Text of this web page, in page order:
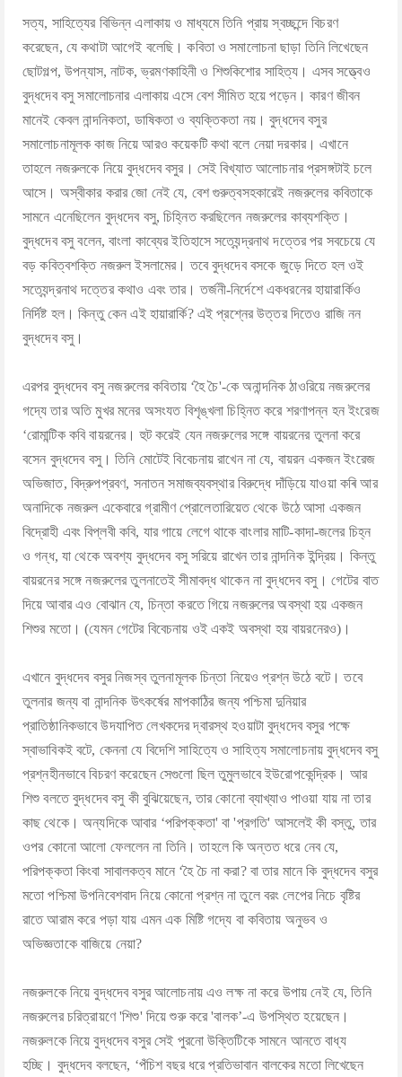
সত্য, সাহিত্যের বিভিন্ন এলাকায় ও মাধ্যমে তিনি প্রায় স্বচ্ছন্দে বিচরণ
করেছেন, যে কথাটা আগেই বলেছি। কবিতা ও সমালোচনা ছাড়া তিনি লিখেছেন
ছোটগল্প, উপন্যাস, নাটক, ভ্রমণকাহিনী ও শিশুকিশোর সাহিত্য। এসব সত্ত্বেও
বুদ্ধদেব বসু সমালোচনার এলাকায় এসে বেশ সীমিত হয়ে পড়েন। কারণ জীবন
মানেই কেবল নান্দনিকতা, ডাষিকতা ও ব্যক্তিকতা নয়। বুদ্ধদেব বসুর
সমালোচনামূলক কাজ নিয়ে আরও কয়েকটি কথা বলে নেয়া দরকার। এখানে
তাহলে নজরুলকে নিয়ে বুদ্ধদেব বসুর। সেই বিখ্যাত আলোচনার প্রসঙ্গটাই চলে
আসে। অস্বীকার করার জো নেই যে, বেশ গুরুত্বসহকারেই নজরুলের কবিতাকে
সামনে এনেছিলেন বুদ্ধদেব বসু, চিহ্নিত করছিলেন নজরুলের কাব্যশক্তি।
বুদ্ধদেব বসু বলেন, বাংলা কাব্যের ইতিহাসে সত্যেন্দ্রনাথ দত্তের পর সবচেয়ে যে
বড় কবিত্বশক্তি নজরুল ইসলামের। তবে বুদ্ধদেব বসকে জুড়ে দিতে হল ওই
সত্যেন্দ্রনাথ দত্তের কথাও এবং তার। তর্জনী-নির্দেশে একধরনের হায়ারার্কিও
নির্দিষ্ট হল। কিন্তু কেন এই হায়ারার্কি? এই প্রশ্নের উত্তর দিতেও রাজি নন
বুদ্ধদেব বসু।
এরপর বুদ্ধদেব বসু নজরুলের কবিতায় ‘হৈ চৈ'-কে অনান্দনিক ঠাওরিয়ে নজরুলের
গদ্যে তার অতি মুখর মনের অসংযত বিশৃঙ্খলা চিহ্নিত করে শরণাপন্ন হন ইংরেজ
‘রোমান্টিক কবি বায়রনের। হুট করেই যেন নজরুলের সঙ্গে বায়রনের তুলনা করে
বসেন বুদ্ধদেব বসু। তিনি মোটেই বিবেচনায় রাখেন না যে, বায়রন একজন ইংরেজ
অভিজাত, বিদ্রুপপ্রবণ, সনাতন সমাজব্যবস্থার বিরুদ্ধে দাঁড়িয়ে যাওয়া কৰি আর
অনাদিকে নজরুল একেবারে গ্রামীণ প্রোলেতারিয়েত থেকে উঠে আসা একজন
বিদ্রোহী এবং বিপ্লবী কবি, যার গায়ে লেগে থাকে বাংলার মাটি-কাদা-জলের চিহ্ন
ও গন্ধ, যা থেকে অবশ্য বুদ্ধদেব বসু সরিয়ে রাখেন তার নান্দনিক ইন্দ্রিয়। কিন্তু
বায়রনের সঙ্গে নজরুলের তুলনাতেই সীমাবদ্ধ থাকেন না বুদ্ধদেব বসু। গেটের বাত
দিয়ে আবার এও বোঝান যে, চিন্তা করতে গিয়ে নজরুলের অবস্থা হয় একজন
শিশুর মতো। (যেমন গেটের বিবেচনায় ওই একই অবস্থা হয় বায়রনেরও)।
এখানে বুদ্ধদেব বসুর নিজস্ব তুলনামূলক চিন্তা নিয়েও প্রশ্ন উঠে বটে। তবে
তুলনার জন্য বা নান্দনিক উৎকর্ষের মাপকাঠির জন্য পশ্চিমা দুনিয়ার
প্রাতিষ্ঠানিকভাবে উদযাপিত লেখকদের দ্বারস্থ হওয়াটা বুদ্ধদেব বসুর পক্ষে
স্বাভাবিকই বটে, কেননা যে বিদেশি সাহিত্যে ও সাহিত্য সমালোচনায় বুদ্ধদেব বসু
প্রশ্নহীনভাবে বিচরণ করেছেন সেগুলো ছিল তুমুলভাবে ইউরোপকেন্দ্রিক। আর
শিশু বলতে বুদ্ধদেব বসু কী বুঝিয়েছেন, তার কোনো ব্যাখ্যাও পাওয়া যায় না তার
কাছ থেকে। অন্যদিকে আবার ‘পরিপক্কতা' বা 'প্রগতি' আসলেই কী বস্তু, তার
ওপর কোনো আলো ফেললেন না তিনি। তাহলে কি অন্তত ধরে নেব যে,
পরিপক্কতা কিংবা সাবালকত্ব মানে ‘হৈ চৈ না করা? বা তার মানে কি বুদ্ধদেব বসুর
মতো পশ্চিমা উপনিবেশবাদ নিয়ে কোনো প্রশ্ন না তুলে বরং লেপের নিচে বৃষ্টির
রাতে আরাম করে পড়া যায় এমন এক মিষ্টি গদ্যে বা কবিতায় অনুভব ও
অভিজ্ঞতাকে বাজিয়ে নেয়া?
নজরুলকে নিয়ে বুদ্ধদেব বসুর আলোচনায় এও লক্ষ না করে উপায় নেই যে, তিনি
নজরুলের চরিত্রায়ণে 'শিশু' দিয়ে শুরু করে 'বালক’-এ উপস্থিত হয়েছেন।
নজরুলকে নিয়ে বুদ্ধদেব বসুর সেই পুরনো উক্তিটিকে সামনে আনতে বাধ্য
হচ্ছি। বুদ্ধদেব বলছেন, ‘পঁচিশ বছর ধরে প্রতিভাবান বালকের মতো লিখেছেন